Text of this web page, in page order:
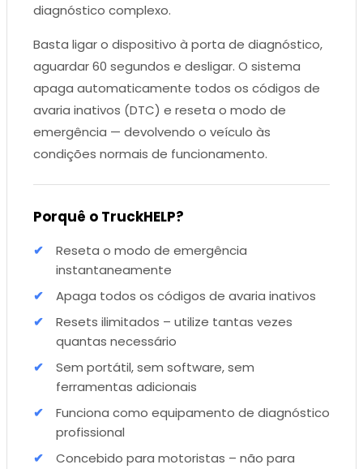
diagnóstico complexo.
Basta ligar o dispositivo à porta de diagnóstico,
aguardar 60 segundos e desligar. O sistema
apaga automaticamente todos os códigos de
avaria inativos (DTC) e reseta o modo de
emergência — devolvendo o veículo às
condições normais de funcionamento.
Porquê o TruckHELP?
Reseta o modo de emergência
instantaneamente
Apaga todos os códigos de avaria inativos
Resets ilimitados – utilize tantas vezes
quantas necessário
Sem portátil, sem software, sem
ferramentas adicionais
Funciona como equipamento de diagnóstico
profissional
Concebido para motoristas – não para